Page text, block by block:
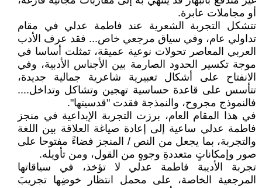
أو مجاملات عابرة.
تتشكل التجربة الشعرية عند فاطمة عدلي في مقام
تداولي عام، وفي سياق مرجعي خاص... فقد عرف الأدب
العربي المعاصر تحولات نوعية عميقة، تمثلت أساسا في
موجة تكسير الحدود الصارمة بين الأجناس الأدبية، وفي
الانفتاح على أشكال تعبيرية شاعرية جمالية جديدة،
تتأسس على قاعدة حساسية تهجين وتشاكل وتداخل....
فالنموذج مجروح، والنمذجة فقدت "قدسيتها".
في هذا المقام العام، برزت التجربة الإبداعية في منجز
فاطمة عدلي ساعية إلى إعادة صياغة العلاقة بين اللغة
والتجربة، بما يجعل من النص / المنجز فضاءً مفتوحا على
صور وإمكاناتٍ متعددةِ وجوهٍ من القول، ومن تأويله.
تجربة الأديبة فاطمة عدلي لا تؤخذ، في سياقاتها
المرجعية الخاصة، على محمل انتظار خوضِها تجريبَ